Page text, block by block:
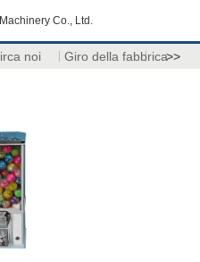
Co., Ltd.
noi Giro della fabbrica>>